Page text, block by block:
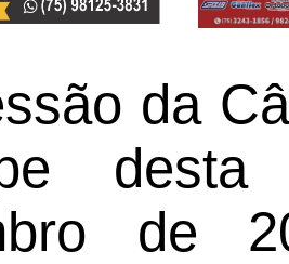
da
de